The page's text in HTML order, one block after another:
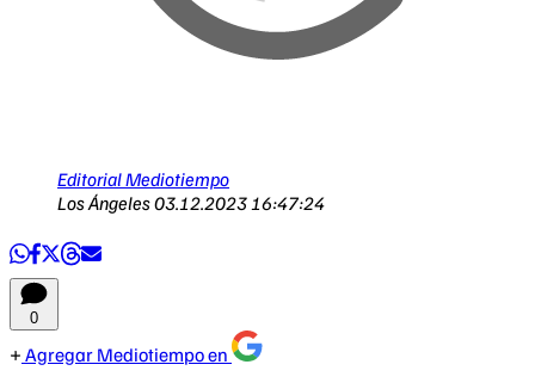
Editorial Mediotiempo
Los Ángeles03.12.2023 16:47:24
0
Agregar Mediotiempo en